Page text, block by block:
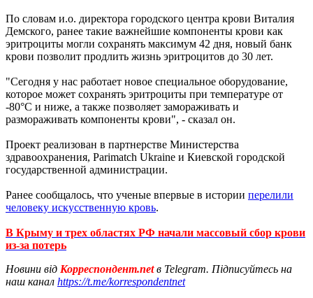
По словам и.о. директора городского центра крови Виталия
Демского, ранее такие важнейшие компоненты крови как
эритроциты могли сохранять максимум 42 дня, новый банк
крови позволит продлить жизнь эритроцитов до 30 лет.
"Сегодня у нас работает новое специальное оборудование,
которое может сохранять эритроциты при температуре от
-80°С и ниже, а также позволяет замораживать и
размораживать компоненты крови", - сказал он.
Проект реализован в партнерстве Министерства
здравоохранения, Parimatch Ukraine и Киевской городской
государственной администрации.
Ранее сообщалось, что ученые впервые в истории перелили
человеку искусственную кровь.
В Крыму и трех областях РФ начали массовый сбор крови
из-за потерь
Новини від Корреспондент.netв Telegram. Підписуйтесь на
наш канал https://t.me/korrespondentnet